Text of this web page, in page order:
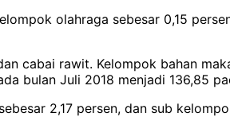
olahraga sebesar 0,15
cabai rawit. Kelompok bahan
bulan Juli 2018 menjadi 136,85
2,17 persen, dan sub